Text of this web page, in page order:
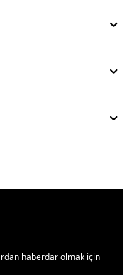
haberdar olmak için